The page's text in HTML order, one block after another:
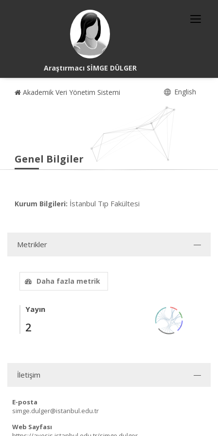
Araştırmacı SİMGE DÜLGER
Akademik Veri Yönetim Sistemi English
Genel Bilgiler
Kurum Bilgileri: İstanbul Tıp Fakültesi
Metrikler
Daha fazla metrik
Yayın
2
İletişim
E-posta
simge.dulger@istanbul.edu.tr
Web Sayfası